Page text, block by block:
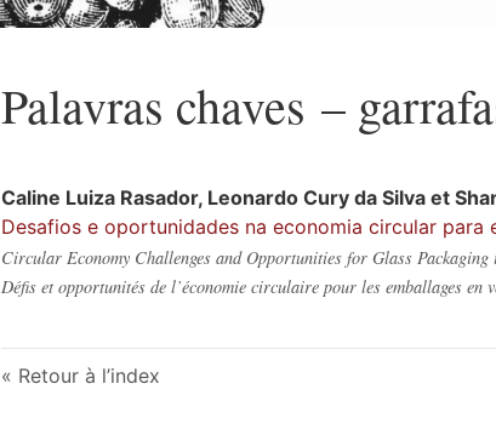
Palavras chaves –
Caline Luiza Rasador, Leonardo Cury da Silva et
Desafios e oportunidades na economia circular
Circular Economy Challenges and Opportunities for Glass
Défis et opportunités de l’économie circulaire pour les emballages
Retour à l’index